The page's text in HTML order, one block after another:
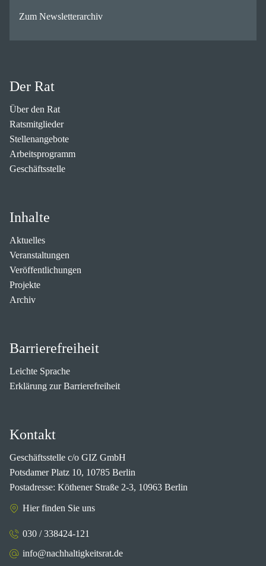
Zum Newsletterarchiv
Der Rat
Über den Rat
Ratsmitglieder
Stellenangebote
Arbeitsprogramm
Geschäftsstelle
Inhalte
Aktuelles
Veranstaltungen
Veröffentlichungen
Projekte
Archiv
Barrierefreiheit
Leichte Sprache
Erklärung zur Barrierefreiheit
Kontakt
Geschäftsstelle c/o GIZ GmbH
Potsdamer Platz 10, 10785 Berlin
Postadresse: Köthener Straße 2-3, 10963 Berlin
Hier finden Sie uns
030 / 338424-121
info@nachhaltigkeitsrat.de